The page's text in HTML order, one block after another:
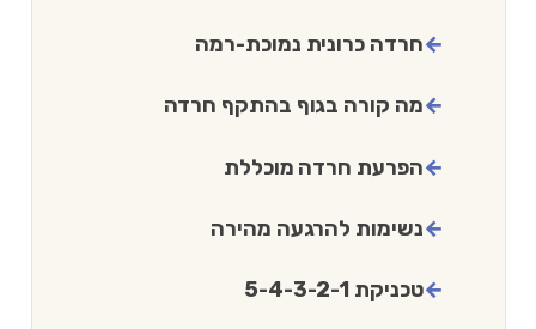
חרדה כרונית נמוכת-רמה
מה קורה בגוף בהתקף חרדה
הפרעת חרדה מוכללת
נשימות להרגעה מהירה
טכניקת 5-4-3-2-1